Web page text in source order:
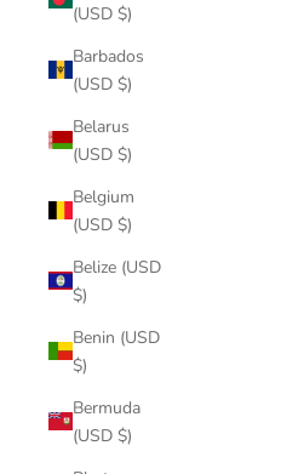
(USD $)
Barbados
(USD $)
Belarus
(USD $)
Belgium
(USD $)
Belize (USD
$)
Benin (USD
$)
Bermuda
(USD $)